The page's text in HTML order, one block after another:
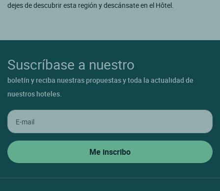
dejes de descubrir esta región y descánsate en el Hôtel.
Suscríbase a nuestro
boletín y reciba nuestras propuestas y toda la actualidad de
nuestros hoteles.